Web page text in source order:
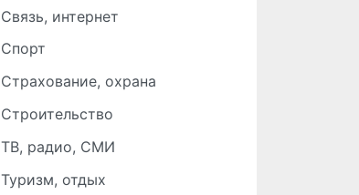
Связь, интернет
Спорт
Страхование, охрана
Строительство
ТВ, радио, СМИ
Туризм, отдых